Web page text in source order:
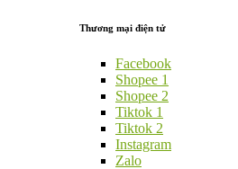
Thương mại điện tử
Facebook
Shopee 1
Shopee 2
Tiktok 1
Tiktok 2
Instagram
Zalo